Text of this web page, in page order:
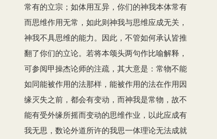
常有的立宗；如体用互异，你们的神我本体常有
而思维作用无常，如此则神我与思维应成无关，
神我不具思维的能力。因此，不管如何承认皆推
翻了你们的立论。若将本颂头两句作比喻解释，
可参阅甲操杰论师的注疏，其大意是：常物不能
如同能被作用的法那样，能被作用的法在作用因
缘灭失之前，都会有变动，而神我是常物，故不
能有受外缘所摇而变动的思维作业，以此应成有
我无思，数论外道所许的我思一体理论无法成就